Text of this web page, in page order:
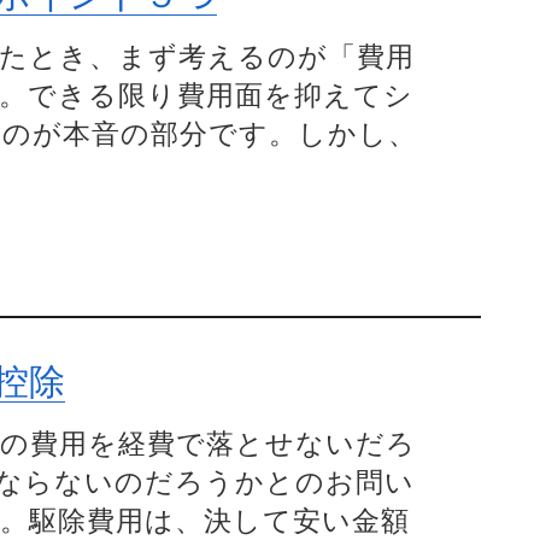
とき、まず考えるのが「費用
できる限り費用面を抑えてシ
が本音の部分です。しかし、
除
費用を経費で落とせないだろ
らないのだろうかとのお問い
駆除費用は、決して安い金額